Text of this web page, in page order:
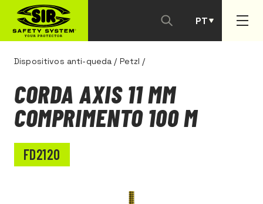
PT
ES
Dispositivos anti-queda / Petzl /
CORDA AXIS 11 MM
COMPRIMENTO 100 M
FD2120